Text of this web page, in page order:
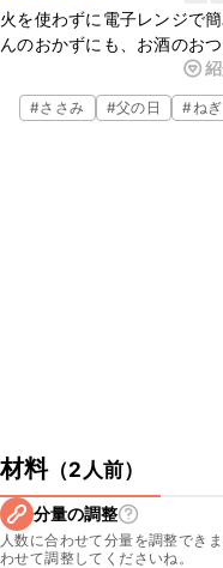
火を使わずに電子レンジで
んのおかずにも、お酒のお
辛くて、くせになるおいし
#ささみ #父の日 #ね
材料（2人前）
分量の調整
人数に合わせて分量を調整でき
わせて調整してくださいね。